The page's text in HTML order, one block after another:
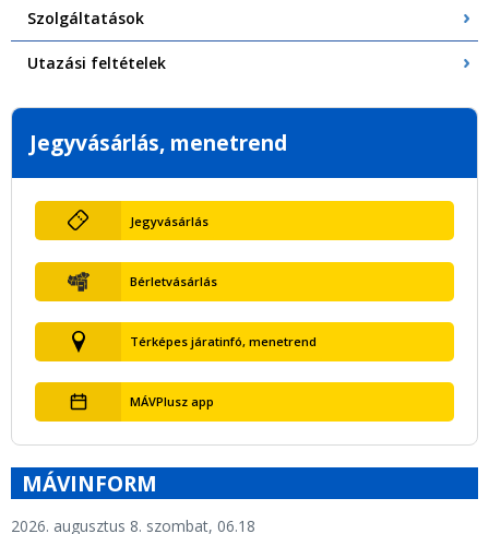
Szolgáltatások
Utazási feltételek
Jegyvásárlás, menetrend
Jegyvásárlás
Bérletvásárlás
Térképes járatinfó, menetrend
MÁVPlusz app
MÁVINFORM
2026. augusztus 8. szombat, 06.18